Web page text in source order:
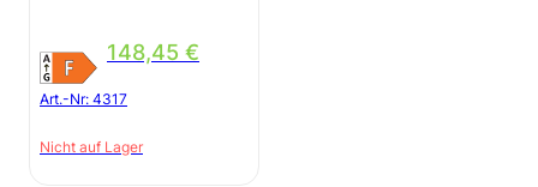
148,45 €
Art.-Nr: 4317
Nicht auf Lager